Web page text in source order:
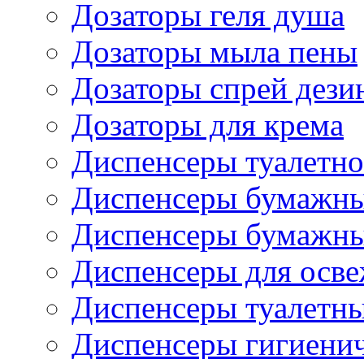
Дозаторы геля душа
Дозаторы мыла пены
Дозаторы спрей
Дозаторы для крема
Диспенсеры
Диспенсеры
Диспенсеры
Диспенсеры для
Диспенсеры
Диспенсеры